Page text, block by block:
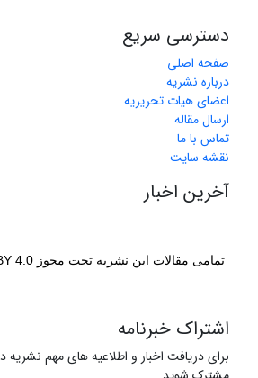
دسترسی سریع
صفحه اصلی
درباره نشریه
اعضای هیات تحریریه
ارسال مقاله
تماس با ما
نقشه سایت
آخرین اخبار
تمامی مقالات این نشریه تحت مجوز CC BY 4.0 منتشر می‌شوند.
اشتراک خبرنامه
برای دریافت اخبار و اطلاعیه های مهم نشریه